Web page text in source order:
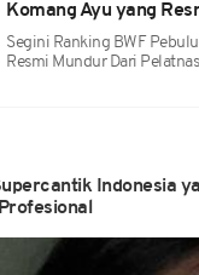
Komang Ayu yang
Segini Ranking BWF
Resmi Mundur Dari
Indonesia